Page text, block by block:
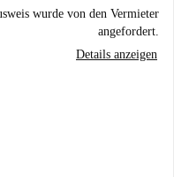
wurde von den Vermieter
angefordert.
Details anzeigen